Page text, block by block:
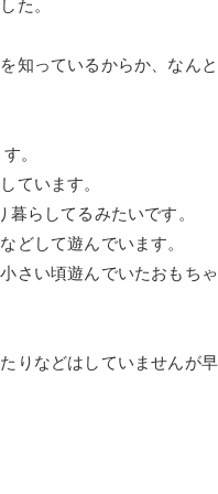
た。
知っているからか、なん
。
ています。
らしてるみたいです。
どして遊んでいます。
さい頃遊んでいたおもち
りなどはしていませんが